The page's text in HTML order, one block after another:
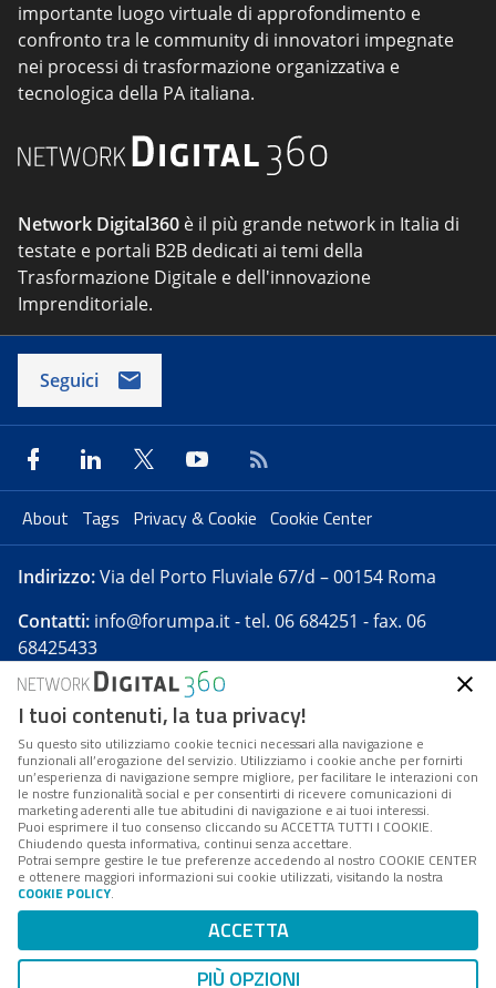
importante luogo virtuale di approfondimento e
confronto tra le community di innovatori impegnate
nei processi di trasformazione organizzativa e
tecnologica della PA italiana.
Network Digital360 è il più grande network in Italia di
testate e portali B2B dedicati ai temi della
Trasformazione Digitale e dell'innovazione
Imprenditoriale.
Seguici
About Tags Privacy & Cookie Cookie Center
Indirizzo:Via del Porto Fluviale 67/d – 00154 Roma
Contatti: info@forumpa.it- tel. 06 684251 - fax. 06
68425433
Forumpa.itè una pubblicazione telematica iscritta
presso Registro della stampa del Tribunale di Roma -
Reg. n. 182 del 2 maggio 2008 - Direttore resp. Michela
Stentella
FPA s.r.l. è società soggetta a Direzione e
Coordinamento da parte di Digital360 S.p.A. - FPA s.r.l.
è un'azienda certificata per il sistema di management
Codice Fiscale/Partita IVA n. 10693191008 - R.E.A. Roma
n. 1249791. ISP AWS
Mappa del sito
I tuoi contenuti, la tua privacy!
Su questo sito utilizziamo cookie tecnici necessari alla navigazione e
funzionali all’erogazione del servizio. Utilizziamo i cookie anche per fornirti
un’esperienza di navigazione sempre migliore, per facilitare le interazioni con
le nostre funzionalità social e per consentirti di ricevere comunicazioni di
marketing aderenti alle tue abitudini di navigazione e ai tuoi interessi.
Puoi esprimere il tuo consenso cliccando su ACCETTA TUTTI I COOKIE.
Chiudendo questa informativa, continui senza accettare.
Potrai sempre gestire le tue preferenze accedendo al nostro COOKIE CENTER
e ottenere maggiori informazioni sui cookie utilizzati, visitando la nostra
COOKIE POLICY.
ACCETTA
PIÙ OPZIONI